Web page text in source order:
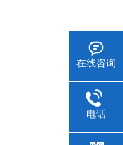
在线咨询
电话